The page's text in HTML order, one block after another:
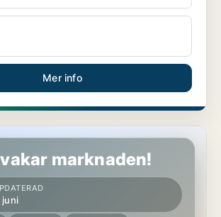
Mer info
marknaden!
juni